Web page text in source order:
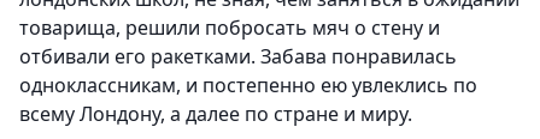
товарища, решили побросать мяч о стену и
отбивали его ракетками. Забава понравилась
одноклассникам, и постепенно ею увлеклись по
всему Лондону, а далее по стране и миру.